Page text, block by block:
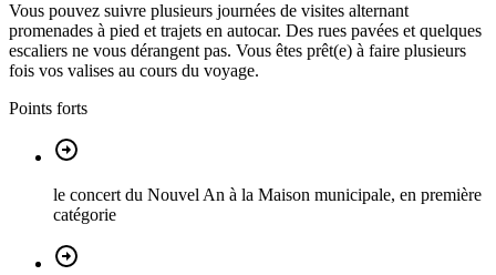
Vous pouvez suivre plusieurs journées de visites alternant
promenades à pied et trajets en autocar. Des rues pavées et quelques
escaliers ne vous dérangent pas. Vous êtes prêt(e) à faire plusieurs
fois vos valises au cours du voyage.
Points forts
le concert du Nouvel An à la Maison municipale, en première
catégorie